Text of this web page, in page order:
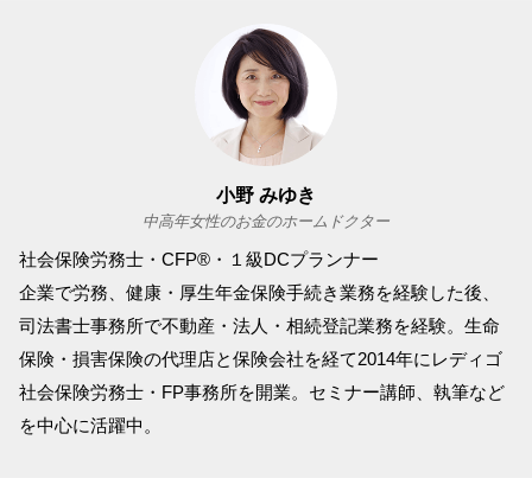
小野 みゆき
中高年女性のお金のホームドクター
社会保険労務士・CFP®・１級DCプランナー
企業で労務、健康・厚生年金保険手続き業務を経験した後、
司法書士事務所で不動産・法人・相続登記業務を経験。生命
保険・損害保険の代理店と保険会社を経て2014年にレディゴ
社会保険労務士・FP事務所を開業。セミナー講師、執筆など
を中心に活躍中。